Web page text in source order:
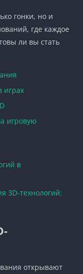
гонки, но и
где каждое
ли вы стать
играх
игровую
в
3D-технологий:
открывают